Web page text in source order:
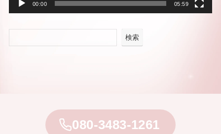
00:00 05:59
検索
080-3483-1261